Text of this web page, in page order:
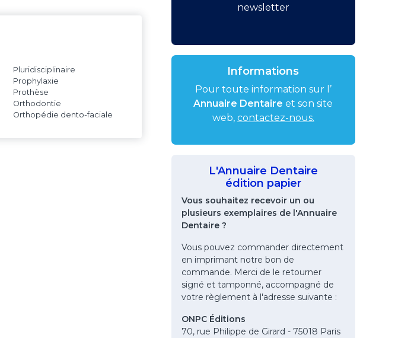
Pluridisciplinaire
Prophylaxie
Prothèse
Orthodontie
Orthopédie dento-faciale
newsletter
Informations
Pour toute information sur l’
Annuaire Dentaire et son site
web, contactez-nous.
L'Annuaire Dentaire
édition papier
Vous souhaitez recevoir un ou
plusieurs exemplaires de l'Annuaire
Dentaire ?
Vous pouvez commander directement
en imprimant notre bon de
commande. Merci de le retourner
signé et tamponné, accompagné de
votre règlement à l'adresse suivante :
ONPC Éditions
70, rue Philippe de Girard - 75018 Paris